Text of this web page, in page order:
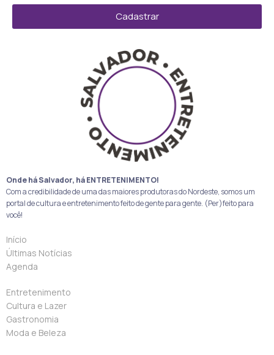
Cadastrar
Onde há Salvador, há ENTRETENIMENTO!
Com a credibilidade de uma das maiores produtoras do Nordeste, somos um
portal de cultura e entretenimento feito de gente para gente. (Per)feito para
você!
Início
Últimas Notícias
Agenda
Entretenimento
Cultura e Lazer
Gastronomia
Moda e Beleza